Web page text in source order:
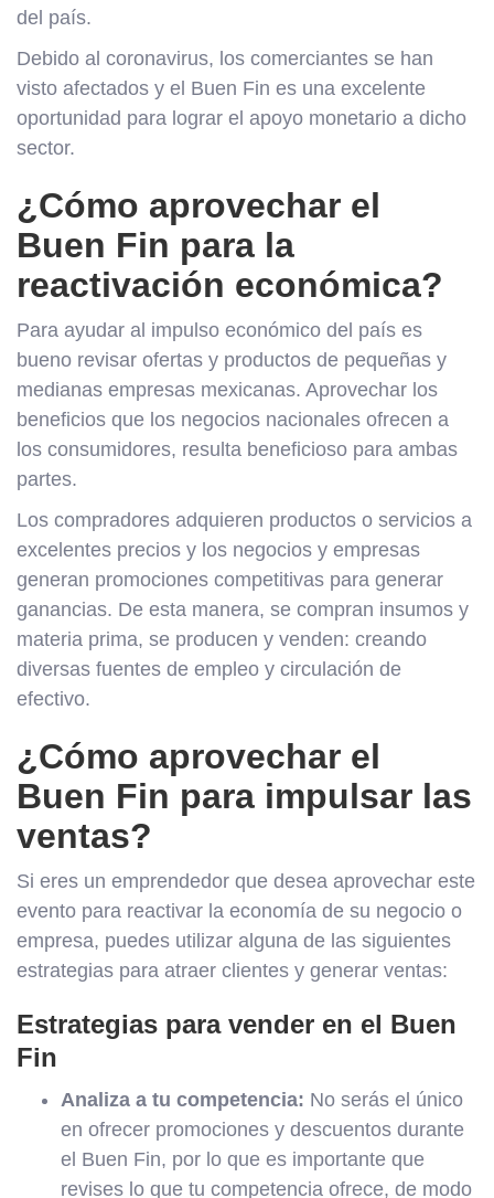
del país.
Debido al coronavirus, los comerciantes se han
visto afectados y el Buen Fin es una excelente
oportunidad para lograr el apoyo monetario a dicho
sector.
¿Cómo aprovechar el
Buen Fin para la
reactivación económica?
Para ayudar al impulso económico del país es
bueno revisar ofertas y productos de pequeñas y
medianas empresas mexicanas. Aprovechar los
beneficios que los negocios nacionales ofrecen a
los consumidores, resulta beneficioso para ambas
partes.
Los compradores adquieren productos o servicios a
excelentes precios y los negocios y empresas
generan promociones competitivas para generar
ganancias. De esta manera, se compran insumos y
materia prima, se producen y venden: creando
diversas fuentes de empleo y circulación de
efectivo.
¿Cómo aprovechar el
Buen Fin para impulsar las
ventas?
Si eres un emprendedor que desea aprovechar este
evento para reactivar la economía de su negocio o
empresa, puedes utilizar alguna de las siguientes
estrategias para atraer clientes y generar ventas:
Estrategias para vender en el Buen
Fin
Analiza a tu competencia: No serás el único
en ofrecer promociones y descuentos durante
el Buen Fin, por lo que es importante que
revises lo que tu competencia ofrece, de modo